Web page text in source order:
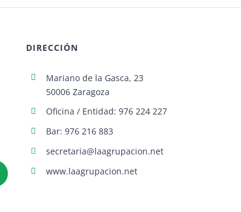
DIRECCIÓN
Mariano de la Gasca, 23
50006 Zaragoza
Oficina / Entidad: 976 224 227
Bar: 976 216 883
secretaria@laagrupacion.net
www.laagrupacion.net